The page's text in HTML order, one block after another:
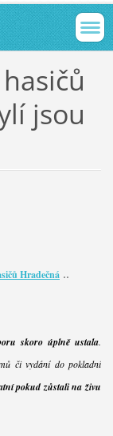
jsou
Hradečná..
skoro úplně ustala.
či vydání do pokladní
pokud zůstali na živu